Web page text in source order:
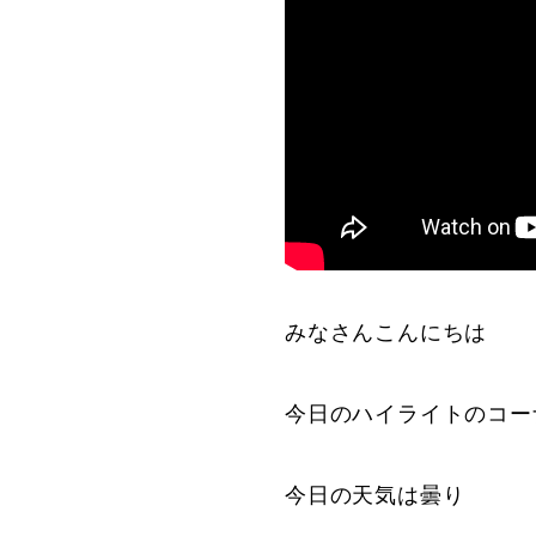
みなさんこんにちは
今日のハイライトのコ
今日の天気は曇り